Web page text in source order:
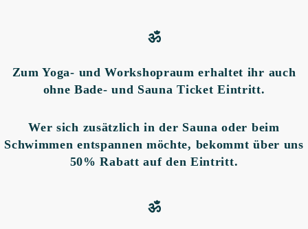
ॐ
Zum Yoga- und Workshopraum erhaltet ihr auch
ohne Bade- und Sauna Ticket Eintritt.
Wer sich zusätzlich in der Sauna oder beim
Schwimmen entspannen möchte, bekommt über uns
50% Rabatt auf den Eintritt.
ॐ